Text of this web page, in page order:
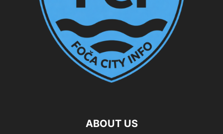
ABOUT US